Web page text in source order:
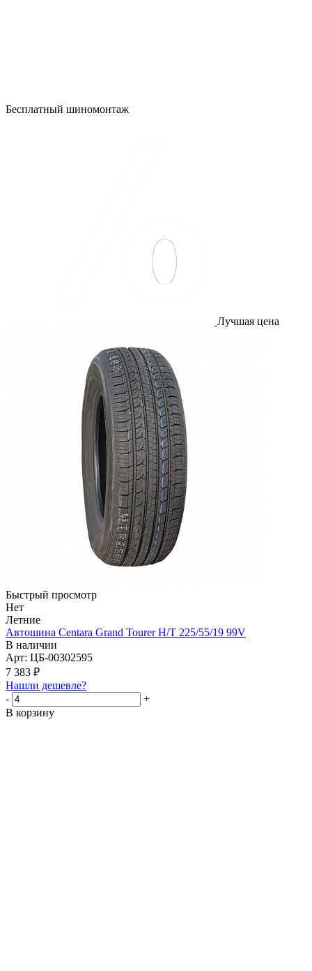
Бесплатный шиномонтаж
Лучшая цена
Быстрый просмотр
Нет
Летние
Автошина Centara Grand Tourer H/T 225/55/19 99V
В наличии
Арт: ЦБ-00302595
7 383 ₽
Нашли дешевле?
-
+
В корзину